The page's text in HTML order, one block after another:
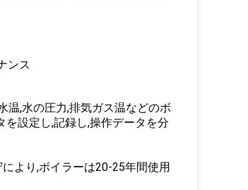
ンス
温,水の圧力,排気ガス温などのボ
設定し,記録し,操作データを分
より,ボイラーは20-25年間使用